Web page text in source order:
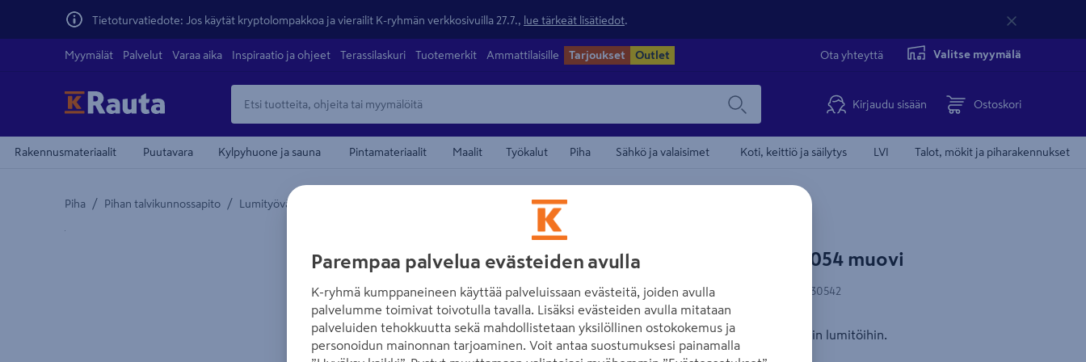
Tietoturvatiedote: Jos käytät kryptolompakkoa ja vierailit K-ryhmän verkkosivuilla 27.7., lue tärkeät lisätiedot
Myymälät Palvelut Varaa aika Inspiraatio ja ohjeet Terassilaskuri Tuotemerkit Ammattilaisille Tarjoukset Outlet Ota yhteyttä Valitse myymälä
Kirjaudu sisään Ostoskori
Rakennusmateriaalit Puutavara Kylpyhuone ja sauna Pintamateriaalit Maalit Työkalut Piha Sähkö ja valaisimet Koti, keittiö ja säilytys LVI Talot, mökit ja piharakennukset
Piha / Pihan talvikunnossapito / Lumityövälineet ja lumityökalut Lumikolat ja lumentyöntimet
Yksityiskohtainen kuvaus löytyy Tuotteen kuvaus -maamerkistä
Lumentyönnin Berglund 13054 muovi
Tuotenumero 500881412 EAN-koodi 7391267130542
Kevytkäyttöinen lumentyönnin monenlaisiin lumitöihin.
Parempaa palvelua evästeiden avulla
K-ryhmä kumppaneineen käyttää palveluissaan evästeitä, joiden avulla
palvelumme toimivat toivotulla tavalla. Lisäksi evästeiden avulla mitataan
palveluiden tehokkuutta sekä mahdollistetaan yksilöllinen ostokokemus ja
personoidun mainonnan tarjoaminen. Voit antaa suostumuksesi painamalla